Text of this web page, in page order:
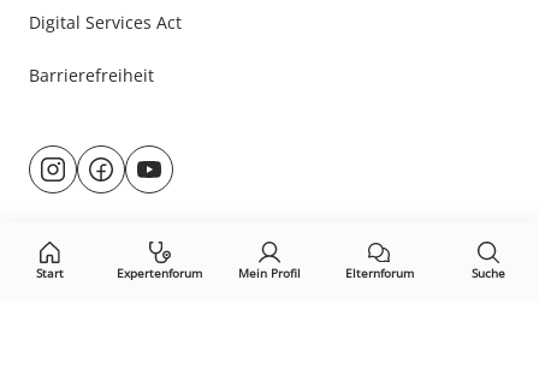
Start Expertenforum Mein Profil Elternforum Suche
Digital Services Act
Barrierefreiheit
Besuche
uns@rund.ums.baby
facebook.com/rundumsbaby.de
youtube.com/@rundumsbaby_